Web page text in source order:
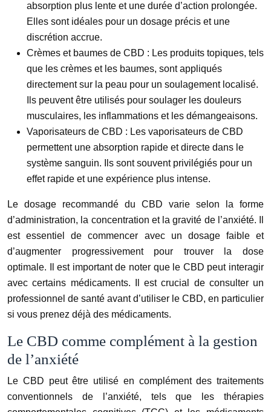
absorption plus lente et une durée d’action prolongée.
Elles sont idéales pour un dosage précis et une
discrétion accrue.
Crèmes et baumes de CBD : Les produits topiques, tels
que les crèmes et les baumes, sont appliqués
directement sur la peau pour un soulagement localisé.
Ils peuvent être utilisés pour soulager les douleurs
musculaires, les inflammations et les démangeaisons.
Vaporisateurs de CBD : Les vaporisateurs de CBD
permettent une absorption rapide et directe dans le
système sanguin. Ils sont souvent privilégiés pour un
effet rapide et une expérience plus intense.
Le dosage recommandé du CBD varie selon la forme
d’administration, la concentration et la gravité de l’anxiété. Il
est essentiel de commencer avec un dosage faible et
d’augmenter progressivement pour trouver la dose
optimale. Il est important de noter que le CBD peut interagir
avec certains médicaments. Il est crucial de consulter un
professionnel de santé avant d’utiliser le CBD, en particulier
si vous prenez déjà des médicaments.
Le CBD comme complément à la gestion
de l’anxiété
Le CBD peut être utilisé en complément des traitements
conventionnels de l’anxiété, tels que les thérapies